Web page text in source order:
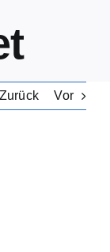
Zurück Vor